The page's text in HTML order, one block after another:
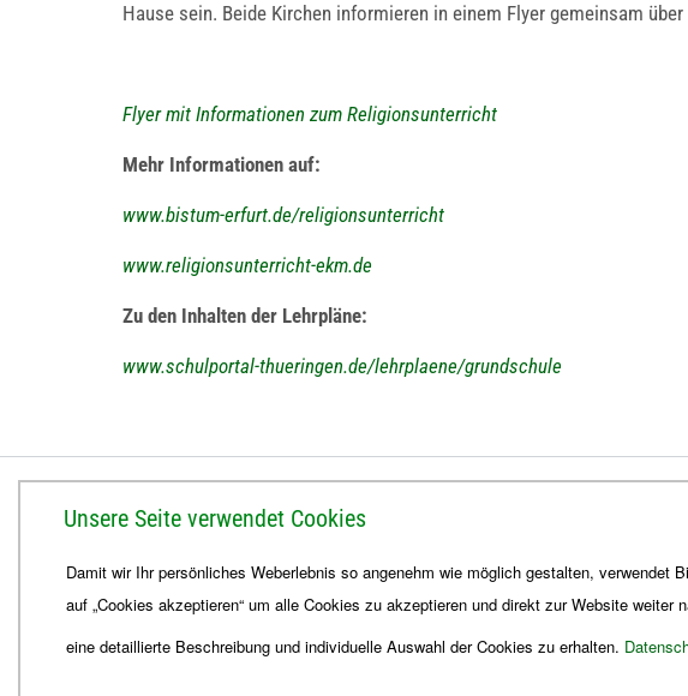
Hause sein. Beide Kirchen informieren in einem Flyer gemeinsam
Flyer mit Informationen zum Religionsunterricht
Mehr Informationen auf:
www.bistum-erfurt.de/religionsunterricht
www.religionsunterricht-ekm.de
Zu den Inhalten der Lehrpläne:
www.schulportal-thueringen.de/lehrplaene/grundschule
BISTUM ERFURT
Bischöfliches Ordinariat
Herrmannsplatz 9, 99084 Erfurt
Unsere Seite verwendet Cookies
Damit wir Ihr persönliches Weberlebnis so angenehm wie möglich gestalten,
auf „Cookies akzeptieren“ um alle Cookies zu akzeptieren und direkt zur Website
eine detaillierte Beschreibung und individuelle Auswahl der Cookies zu erhalten.